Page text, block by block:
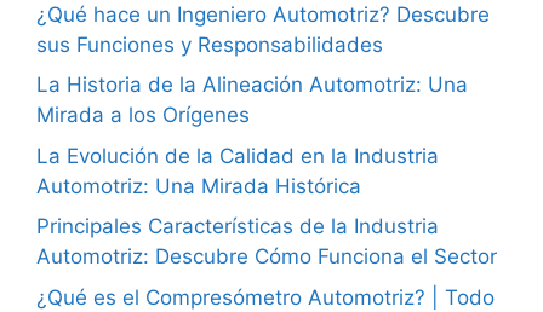
¿Qué hace un Ingeniero Automotriz? Descubre
sus Funciones y Responsabilidades
La Historia de la Alineación Automotriz: Una
Mirada a los Orígenes
La Evolución de la Calidad en la Industria
Automotriz: Una Mirada Histórica
Principales Características de la Industria
Automotriz: Descubre Cómo Funciona el Sector
¿Qué es el Compresómetro Automotriz? | Todo